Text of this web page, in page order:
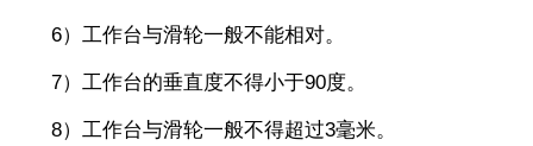
6）工作台与滑轮一般不能相对。
7）工作台的垂直度不得小于90度。
8）工作台与滑轮一般不得超过3毫米。